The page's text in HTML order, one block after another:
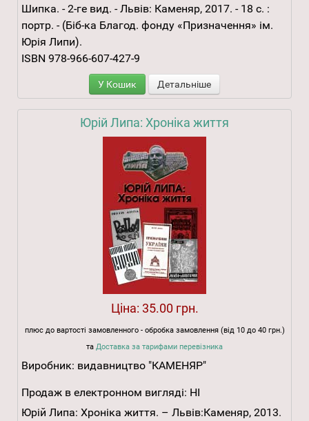
Шипка. - 2-ге вид. - Львів: Каменяр, 2017. - 18 с. :
портр. - (Біб-ка Благод. фонду «Призначення» ім.
Юрія Липи).
ISBN 978-966-607-427-9
У Кошик Детальніше
Юрій Липа: Хроніка життя
Ціна: 35.00 грн.
плюс до вартості замовленного - обробка замовлення (від 10 до 40 грн.)
та Доставка за тарифами перевізника
Виробник: видавництво "КАМЕНЯР"
Продаж в електронном вигляді: НІ
Юрій Липа: Хроніка життя. – Львів:Каменяр, 2013.